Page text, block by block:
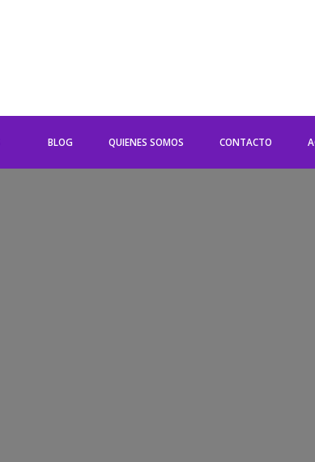
BLOG QUIENES SOMOS CONTACTO